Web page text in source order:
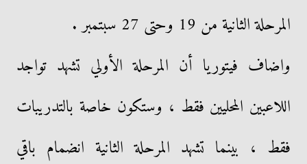
المرحلة الثانية من 19 وحتى 27 سبتمبر .
واضاف فيتوريا أن المرحلة الأولي تشهد تواجد
اللاعبين المحليين فقط ، وستكون خاصة بالتدريبات
فقط ، بينما تشهد المرحلة الثانية انضمام باقي